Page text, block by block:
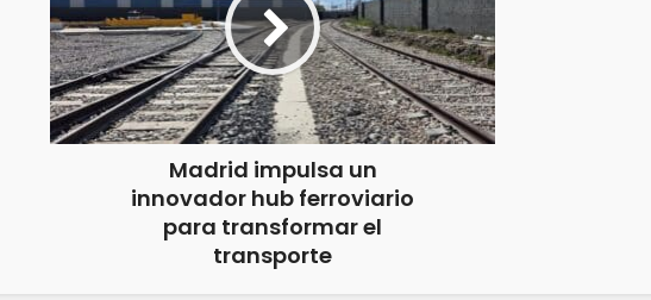
Madrid impulsa un
innovador hub ferroviario
para transformar el
transporte